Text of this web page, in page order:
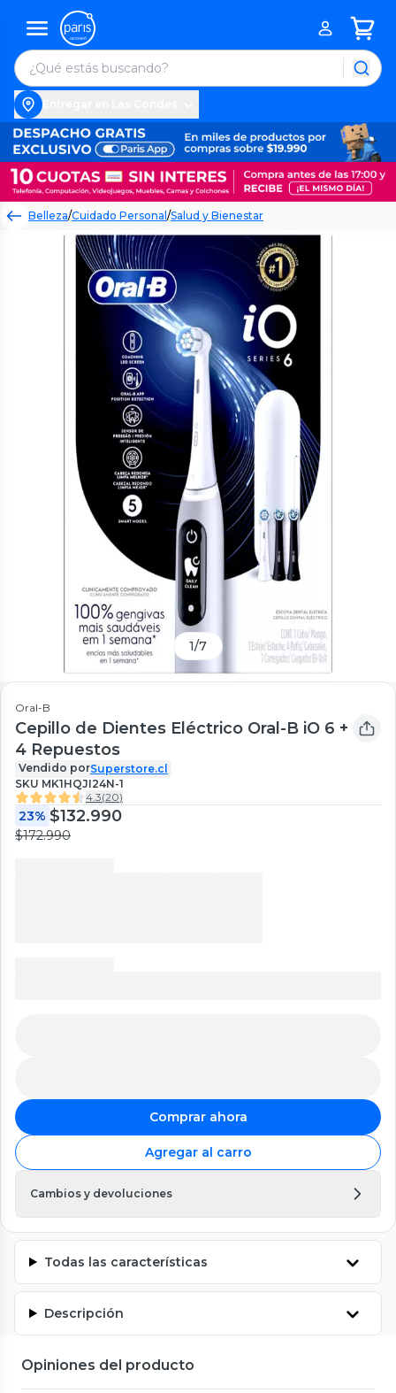
Belleza/Cuidado Personal/Salud y Bienestar
1/7
Oral-B
Cepillo de Dientes Eléctrico Oral-B iO 6 +
4 Repuestos
Vendido porSuperstore.cl
SKU MK1HQJI24N-1
4.3(20)
23% $132.990
$172.990
Comprar ahora
Agregar al carro
Cambios y devoluciones
Todas las características
Descripción
Opiniones del producto